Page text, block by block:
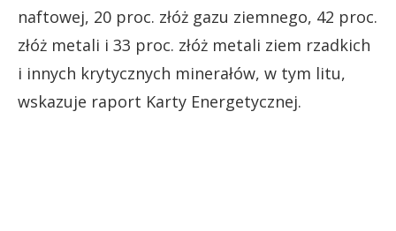
naftowej, 20 proc. złóż gazu ziemnego, 42 proc.
złóż metali i 33 proc. złóż metali ziem rzadkich
i innych krytycznych minerałów, w tym litu,
wskazuje raport Karty Energetycznej.